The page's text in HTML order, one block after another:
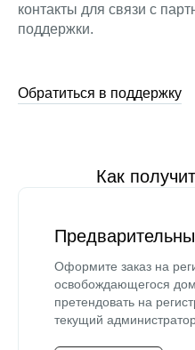
контакты для связи с
поддержки.
Обратиться в поддержку
Как
Оформите заказ на
освобождающегося
претендовать на
текущий